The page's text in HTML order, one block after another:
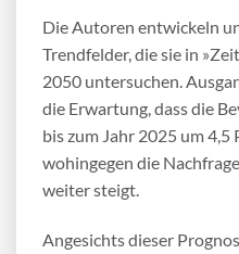
Die Autoren entwickeln
Trendfelder, die sie in
2050 untersuchen.
die Erwartung, dass die
bis zum Jahr 2025 um
wohingegen die
weiter steigt.
Angesichts dieser